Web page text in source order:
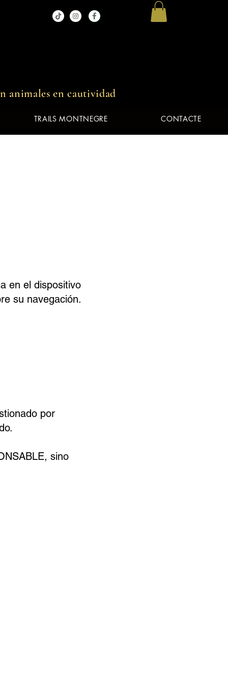
animales en cautividad
TRAILS MONTNEGRE CONTACTE
en el dispositivo
su navegación.
por
sino